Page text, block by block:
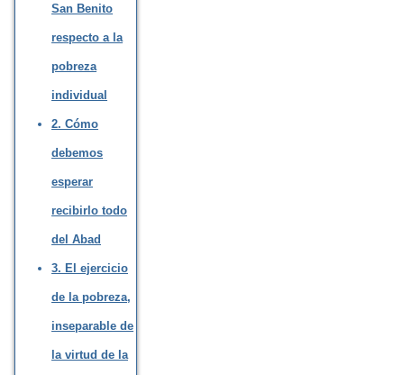
San Benito
respecto a la
pobreza
individual
2. Cómo
debemos
esperar
recibirlo todo
del Abad
3. El ejercicio
de la pobreza,
inseparable de
la virtud de la